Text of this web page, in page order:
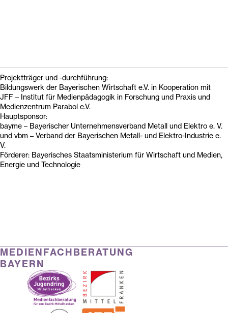
Projektträger und -durchführung:
Bildungswerk der Bayerischen Wirtschaft e.V. in Kooperation mit
JFF – Institut für Medienpädagogik in Forschung und Praxis und
Medienzentrum Parabol e.V.
Hauptsponsor:
bayme – Bayerischer Unternehmensverband Metall und Elektro e. V.
und vbm – Verband der Bayerischen Metall- und Elektro-Industrie e.
V.
Förderer: Bayerisches Staatsministerium für Wirtschaft und Medien,
Energie und Technologie
MEDIENFACHBERATUNG
BAYERN